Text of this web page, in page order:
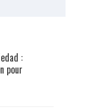
:
pour